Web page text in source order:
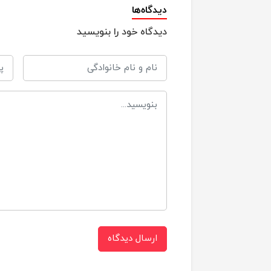
دیدگاه‌ها
دیدگاه خود را بنویسید
ارسال دیدگاه